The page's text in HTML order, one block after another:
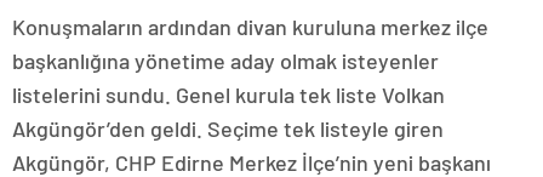
Konuşmaların ardından divan kuruluna merkez ilçe
başkanlığına yönetime aday olmak isteyenler
listelerini sundu. Genel kurula tek liste Volkan
Akgüngör’den geldi. Seçime tek listeyle giren
Akgüngör, CHP Edirne Merkez İlçe’nin yeni başkanı